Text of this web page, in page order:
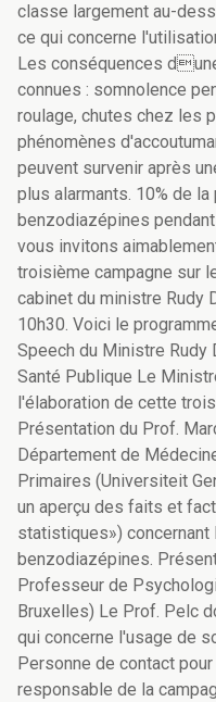
classe largement au-
ce qui concerne
Les conséquences
connues : somnolence
roulage, chutes chez les
phénomènes
peuvent survenir après
plus alarmants. 10% de
benzodiazépines
vous invitons
troisième campagne sur
cabinet du ministre Rudy
10h30. Voici le
Speech du Ministre
Santé Publique Le
l'élaboration de cette
Présentation du Prof.
Département de
Primaires (Universiteit
un aperçu des faits et
statistiques»)
benzodiazépines.
Professeur de
Bruxelles) Le Prof. Pelc
qui concerne l'usage de
Personne de contact
responsable de la